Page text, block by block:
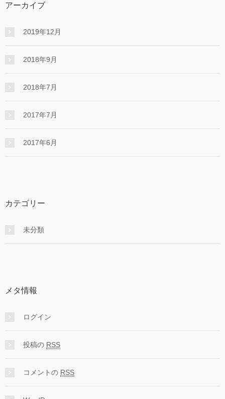
アーカイブ
2019年12月
2018年9月
2018年7月
2017年7月
2017年6月
カテゴリー
未分類
メタ情報
ログイン
投稿の RSS
コメントの RSS